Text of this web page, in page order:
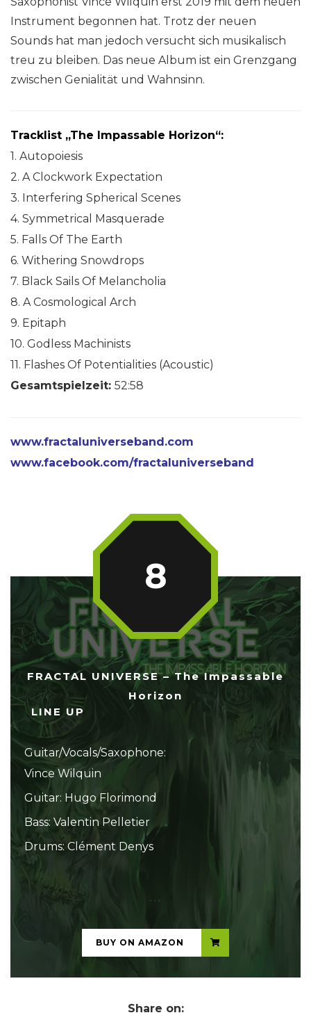
Instrument begonnen hat. Trotz der neuen
Sounds hat man jedoch versucht sich musikalisch
treu zu bleiben. Das neue Album ist ein Grenzgang
zwischen Genialität und Wahnsinn.
Tracklist „The Impassable Horizon“:
1. Autopoiesis
2. A Clockwork Expectation
3. Interfering Spherical Scenes
4. Symmetrical Masquerade
5. Falls Of The Earth
6. Withering Snowdrops
7. Black Sails Of Melancholia
8. A Cosmological Arch
9. Epitaph
10. Godless Machinists
11. Flashes Of Potentialities (Acoustic)
Gesamtspielzeit: 52:58
www.fractaluniverseband.com
www.facebook.com/fractaluniverseband
FRACTAL UNIVERSE – The Impassable
Horizon
LINE UP
Guitar/Vocals/Saxophone:
Vince Wilquin
Guitar: Hugo Florimond
Bass: Valentin Pelletier
Drums: Clément Denys
8
...
BUY ON AMAZON
Share on: